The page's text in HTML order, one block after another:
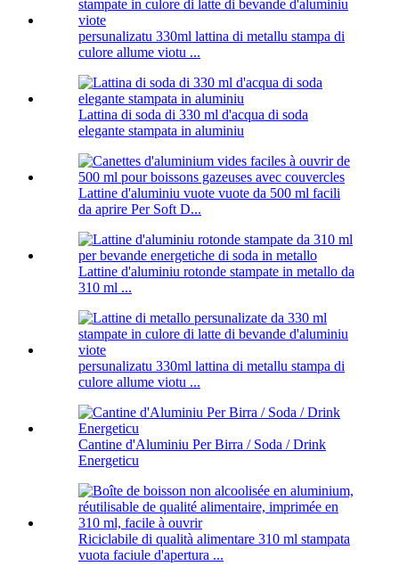
persunalizatu 330ml lattina di metallu stampa di
culore allume viotu ...
Lattina di soda di 330 ml d'acqua di soda
elegante stampata in aluminiu
Lattine d'aluminiu vuote vuote da 500 ml facili
da aprire Per Soft D...
Lattine d'aluminiu rotonde stampate in metallo da
310 ml ...
persunalizatu 330ml lattina di metallu stampa di
culore allume viotu ...
Cantine d'Aluminiu Per Birra / Soda / Drink
Energeticu
Riciclabile di qualità alimentare 310 ml stampata
vuota faciule d'apertura ...